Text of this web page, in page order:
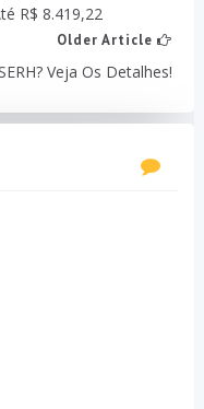
R$ 8.419,22
Older Article
Veja Os Detalhes!